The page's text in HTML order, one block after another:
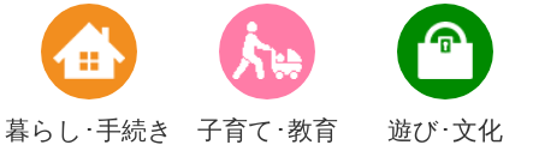
暮らし･手続き 子育て･教育 遊び･文化